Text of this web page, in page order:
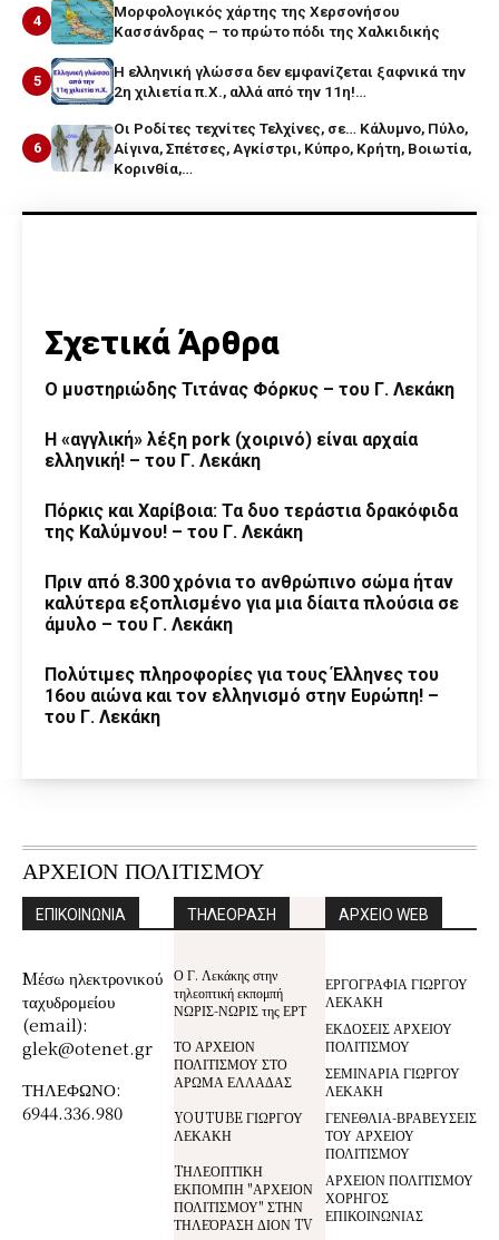
4
Μορφολογικός χάρτης της Χερσονήσου
Κασσάνδρας – το πρώτο πόδι της Χαλκιδικής
5
Η ελληνική γλώσσα δεν εμφανίζεται ξαφνικά την
2η χιλιετία π.Χ., αλλά από την 11η!…
6
Οι Ροδίτες τεχνίτες Τελχίνες, σε… Κάλυμνο, Πύλο,
Αίγινα, Σπέτσες, Αγκίστρι, Κύπρο, Κρήτη, Βοιωτία,
Κορινθία,…
Σχετικά Άρθρα
O μυστηριώδης Τιτάνας Φόρκυς – του Γ. Λεκάκη
Η «αγγλική» λέξη pork (χοιρινό) είναι αρχαία
ελληνική! – του Γ. Λεκάκη
Πόρκις και Χαρίβοια: Τα δυο τεράστια δρακόφιδα
της Καλύμνου! – του Γ. Λεκάκη
Πριν από 8.300 χρόνια το ανθρώπινο σώμα ήταν
καλύτερα εξοπλισμένο για μια δίαιτα πλούσια σε
άμυλο – του Γ. Λεκάκη
Πολύτιμες πληροφορίες για τους Έλληνες του
16ου αιώνα και τον ελληνισμό στην Ευρώπη! –
του Γ. Λεκάκη
ΑΡΧΕΙΟΝ ΠΟΛΙΤΙΣΜΟΥ
ΕΠΙΚΟΙΝΩΝΙΑ
Mέσω ηλεκτρονικού
ταχυδρομείου
(email):
glek@otenet.gr
ΤΗΛΕΦΩΝΟ:
6944.336.980
ΤΗΛΕΟΡΑΣΗ
Ο Γ. Λεκάκης στην
τηλεοπτική εκπομπή
ΝΩΡΙΣ-ΝΩΡΙΣ της ΕΡΤ
ΤΟ ΑΡΧΕΙΟΝ
ΠΟΛΙΤΙΣΜΟΥ ΣΤΟ
ΑΡΩΜΑ ΕΛΛΑΔΑΣ
YOUTUBE ΓΙΩΡΓΟΥ
ΛΕΚΑΚΗ
TΗΛΕΟΠΤΙΚΗ
ΕΚΠΟΜΠΗ "ΑΡΧΕΙΟΝ
ΠΟΛΙΤΙΣΜΟΥ" ΣΤΗΝ
ΤΗΛΕΌΡΑΣΗ ΔΙΟΝ TV
ΑΡΧΕΙΟ WEB
ΕΡΓΟΓΡΑΦΙΑ ΓΙΩΡΓΟΥ
ΛΕΚΑΚΗ
ΕΚΔΟΣΕΙΣ ΑΡΧΕΙΟΥ
ΠΟΛΙΤΙΣΜΟΥ
ΣΕΜΙΝΑΡΙΑ ΓΙΩΡΓΟΥ
ΛΕΚΑΚΗ
ΓΕΝΕΘΛΙΑ-ΒΡΑΒΕΥΣΕΙΣ
ΤΟΥ ΑΡΧΕΙΟΥ
ΠΟΛΙΤΙΣΜΟΥ
ΑΡΧΕΙΟΝ ΠΟΛΙΤΙΣΜΟΥ
ΧΟΡΗΓΟΣ
ΕΠΙΚΟΙΝΩΝΙΑΣ